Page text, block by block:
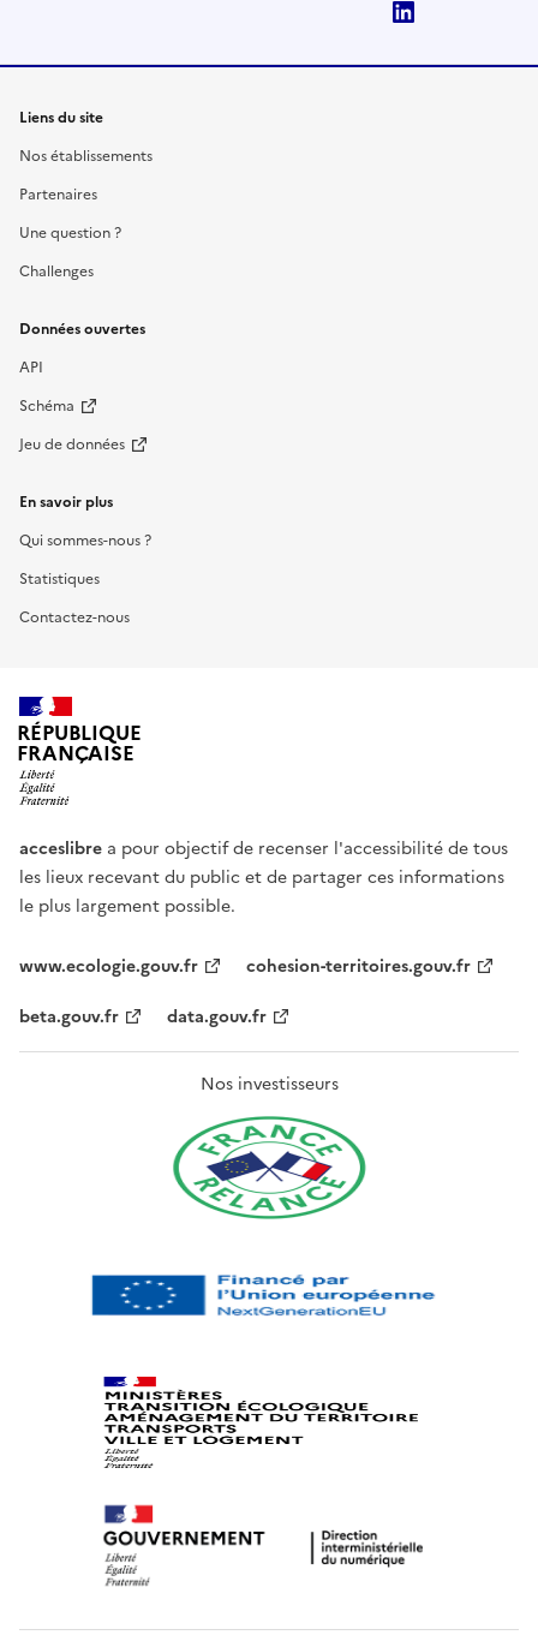
Liens du site
Nos établissements
Partenaires
Une question ?
Challenges
Données ouvertes
API
Schéma
Jeu de données
En savoir plus
Qui sommes-nous ?
Statistiques
Contactez-nous
RÉPUBLIQUE
FRANÇAISE
acceslibre a pour objectif de recenser l'accessibilité de tous
les lieux recevant du public et de partager ces informations
le plus largement possible.
www.ecologie.gouv.fr
cohesion-territoires.gouv.fr
beta.gouv.fr
data.gouv.fr
Nos investisseurs